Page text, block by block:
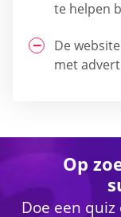
te helpen
De
met
Op
Doe een